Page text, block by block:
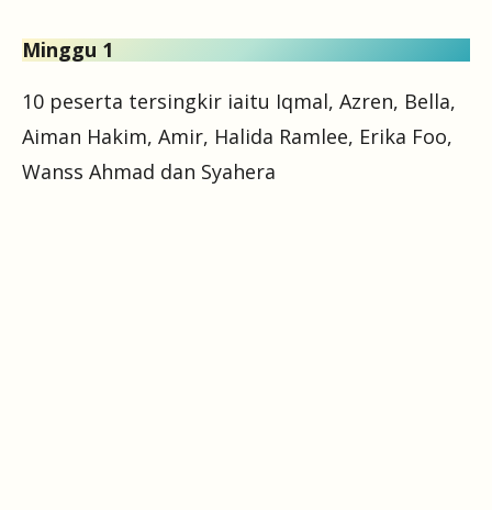
Minggu 1
10 peserta tersingkir iaitu Iqmal, Azren, Bella,
Aiman Hakim, Amir, Halida Ramlee, Erika Foo,
Wanss Ahmad dan Syahera